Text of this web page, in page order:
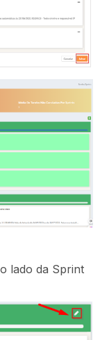
lado da Sprint